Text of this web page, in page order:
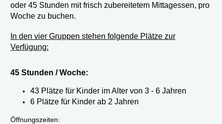
oder 45 Stunden mit frisch zubereitetem Mittagessen, pro
Woche zu buchen.
In den vier Gruppen stehen folgende Plätze zur
Verfügung:
45 Stunden / Woche:
43 Plätze für Kinder im Alter von 3 - 6 Jahren
6 Plätze für Kinder ab 2 Jahren
Öffnungszeiten: